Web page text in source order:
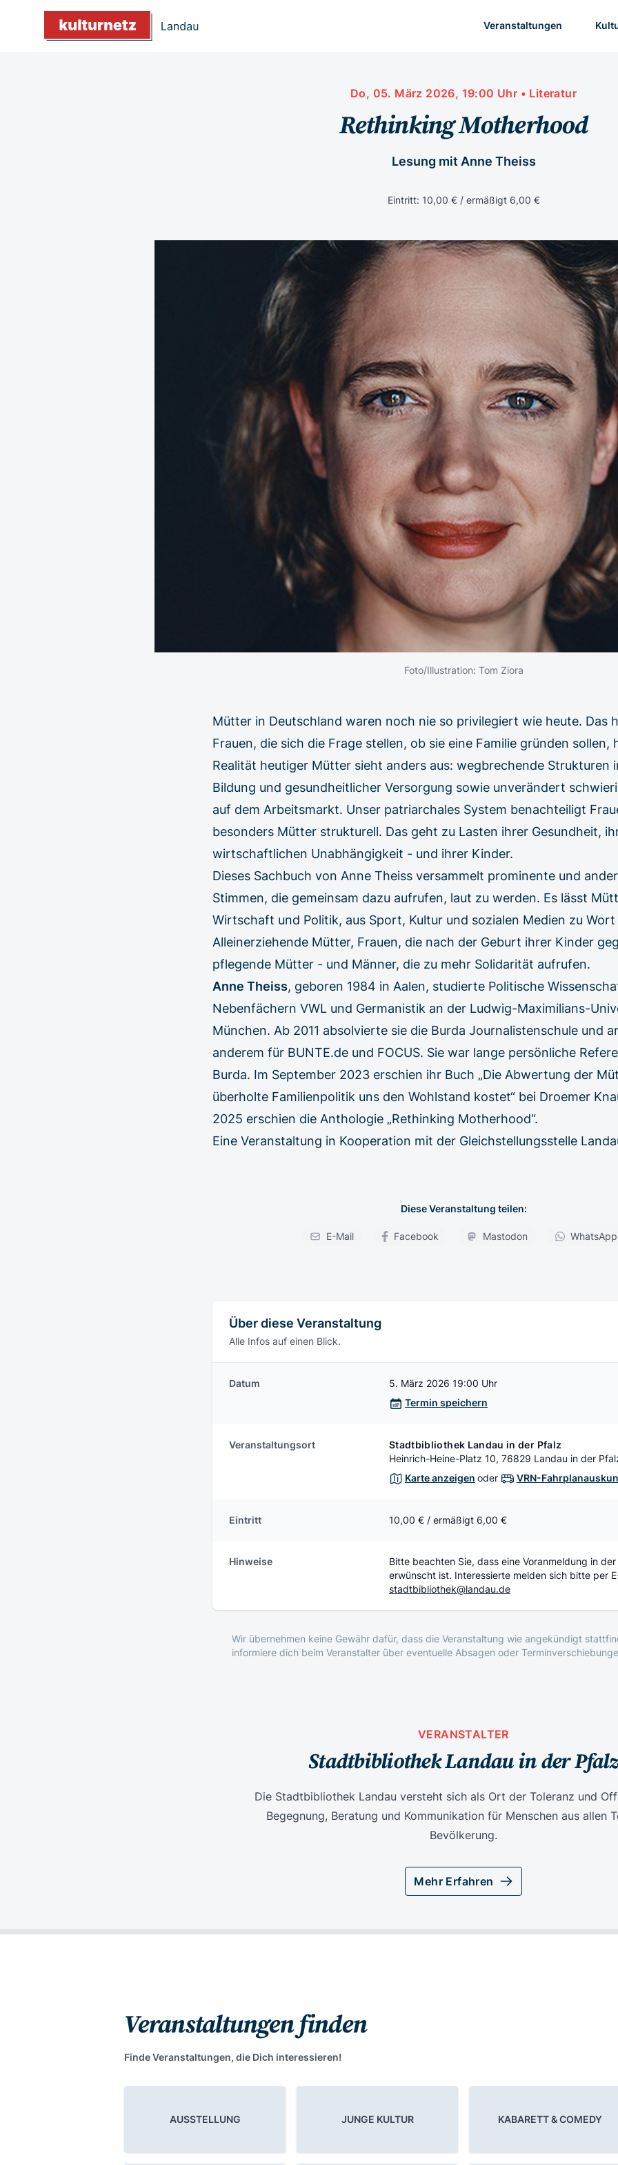
Veranstaltungen
Do, 05. März 2026, 19:00 Uhr • Literatur
Rethinking Motherhood
Lesung mit Anne Theiss
Eintritt: 10,00 € / ermäßigt 6,00 €
Foto/Illustration: Tom Ziora
Mütter in Deutschland waren noch nie so privilegiert wie heute. Das
Frauen, die sich die Frage stellen, ob sie eine Familie gründen sollen,
Realität heutiger Mütter sieht anders aus: wegbrechende Strukturen
Bildung und gesundheitlicher Versorgung sowie unverändert
auf dem Arbeitsmarkt. Unser patriarchales System benachteiligt
besonders Mütter strukturell. Das geht zu Lasten ihrer Gesundheit,
wirtschaftlichen Unabhängigkeit - und ihrer Kinder.
Dieses Sachbuch von Anne Theiss versammelt prominente und
Stimmen, die gemeinsam dazu aufrufen, laut zu werden. Es lässt
Wirtschaft und Politik, aus Sport, Kultur und sozialen Medien zu
Alleinerziehende Mütter, Frauen, die nach der Geburt ihrer Kinder
pflegende Mütter - und Männer, die zu mehr Solidarität aufrufen.
Anne Theiss, geboren 1984 in Aalen, studierte Politische
Nebenfächern VWL und Germanistik an der Ludwig-Maximilians-
München. Ab 2011 absolvierte sie die Burda Journalistenschule und
anderem für BUNTE.de und FOCUS. Sie war lange persönliche
Burda. Im September 2023 erschien ihr Buch „Die Abwertung der
überholte Familienpolitik uns den Wohlstand kostet“ bei Droemer
2025 erschien die Anthologie „Rethinking Motherhood“.
Eine Veranstaltung in Kooperation mit der Gleichstellungsstelle
Diese Veranstaltung teilen:
E-Mail Facebook Mastodon WhatsApp
Über diese Veranstaltung
Alle Infos auf einen Blick.
Datum
5. März 2026 19:00 Uhr
Termin speichern
Veranstaltungsort
Stadtbibliothek Landau in der Pfalz
Heinrich-Heine-Platz 10, 76829 Landau in der
Karte anzeigen oder VRN-
Eintritt 10,00 € / ermäßigt 6,00 €
Hinweise
Bitte beachten Sie, dass eine Voranmeldung in
erwünscht ist. Interessierte melden sich bitte per
stadtbibliothek@landau.de
Wir übernehmen keine Gewähr dafür, dass die Veranstaltung wie angekündigt
informiere dich beim Veranstalter über eventuelle Absagen oder
VERANSTALTER
Stadtbibliothek Landau in der Pfalz
Die Stadtbibliothek Landau versteht sich als Ort der Toleranz und
Begegnung, Beratung und Kommunikation für Menschen aus allen
Bevölkerung.
Mehr Erfahren
Veranstaltungen finden
Finde Veranstaltungen, die Dich interessieren!
AUSSTELLUNG JUNGE KULTUR KABARETT & COMEDY